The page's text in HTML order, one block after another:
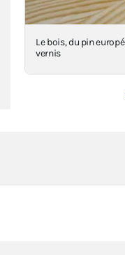
Le bois, du pin
vernis